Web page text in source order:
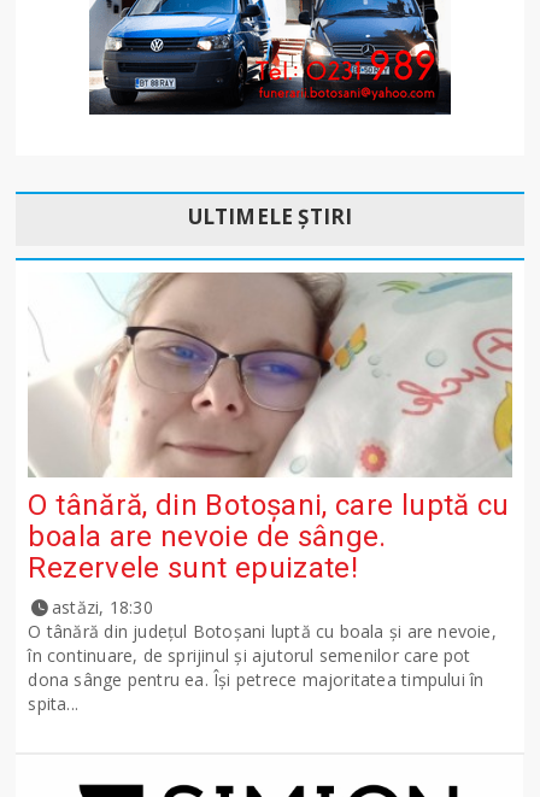
ULTIMELE ȘTIRI
O tânără, din Botoșani, care luptă cu
boala are nevoie de sânge.
Rezervele sunt epuizate!
astăzi, 18:30
O tânără din județul Botoșani luptă cu boala și are nevoie,
în continuare, de sprijinul și ajutorul semenilor care pot
dona sânge pentru ea. Își petrece majoritatea timpului în
spita...